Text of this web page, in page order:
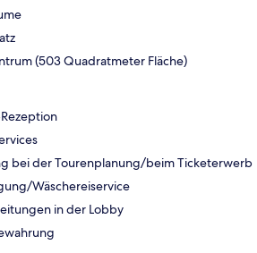
(503 Quadratmeter Fläche)
bei der Tourenplanung/beim Ticketerwerb
Wäschereiservice
in der Lobby